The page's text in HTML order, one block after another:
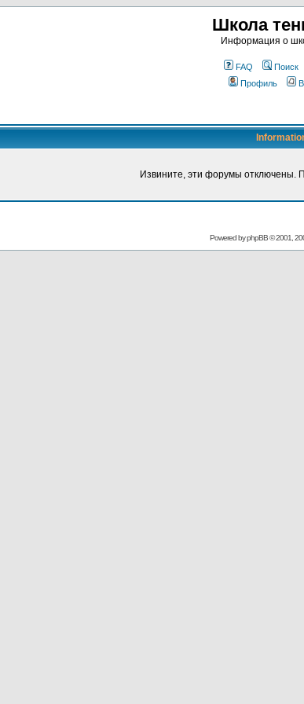
Школа
Информация о
FAQ Поиск
Профиль
Извините, эти форумы отключены.
Powered byphpBB© 2001,